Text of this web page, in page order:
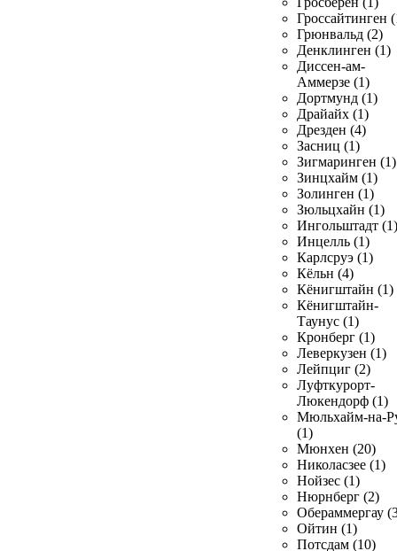
Гроссайтинген
Грюнвальд (2)
Денклинген (1)
Диссен-ам-
Аммерзе (1)
Дортмунд (1)
Драйайх (1)
Дрезден (4)
Засниц (1)
Зигмаринген (1)
Зинцхайм (1)
Золинген (1)
Зюльцхайн (1)
Ингольштадт (1)
Инцелль (1)
Карлсруэ (1)
Кёльн (4)
Кёнигштайн (1)
Кёнигштайн-
Таунус (1)
Кронберг (1)
Леверкузен (1)
Лейпциг (2)
Луфткурорт-
Люкендорф (1)
Мюльхайм-на-
(1)
Мюнхен (20)
Николасзее (1)
Нойзес (1)
Нюрнберг (2)
Обераммергау
Ойтин (1)
Потсдам (10)